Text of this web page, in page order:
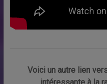
Voici un autre lien